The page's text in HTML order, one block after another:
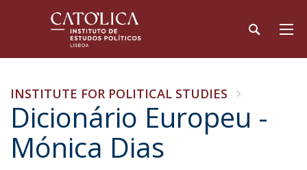
INSTITUTE FOR POLITICAL STUDIES
​Dicionário Europeu -
Mónica Dias